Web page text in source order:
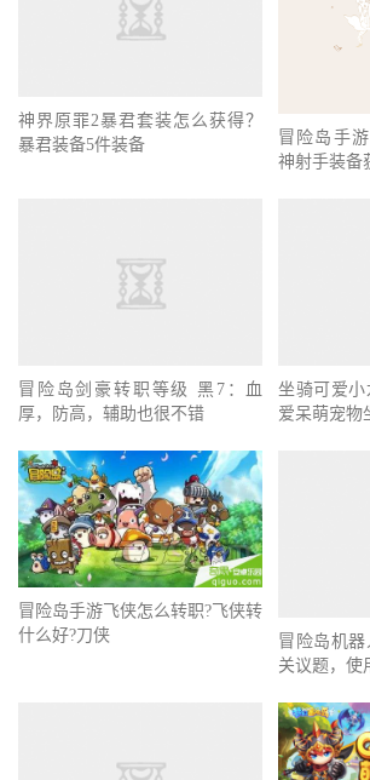
神界原罪2暴君套装怎么获得？
暴君装备5件装备
冒险岛手
神射手装备
冒险岛剑豪转职等级 黑7：血
厚，防高，辅助也很不错
坐骑可爱小
爱呆萌宠物
冒险岛手游飞侠怎么转职?飞侠转
什么好?刀侠
冒险岛机
关议题，使